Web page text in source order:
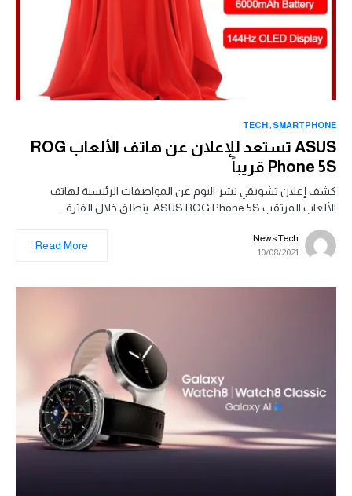
SMARTPHONE
TECH
ASUS تستعد للإعلان عن هاتف الألعاب ROG
Phone 5S قريباً
كشف إعلان تشويقي نشر اليوم عن المواصفات الرئيسية لهاتف
الألعاب المرتقب ASUS ROG Phone 5S. ينطلق خلال الفترة…
News Tech
10/08/2021
Read More